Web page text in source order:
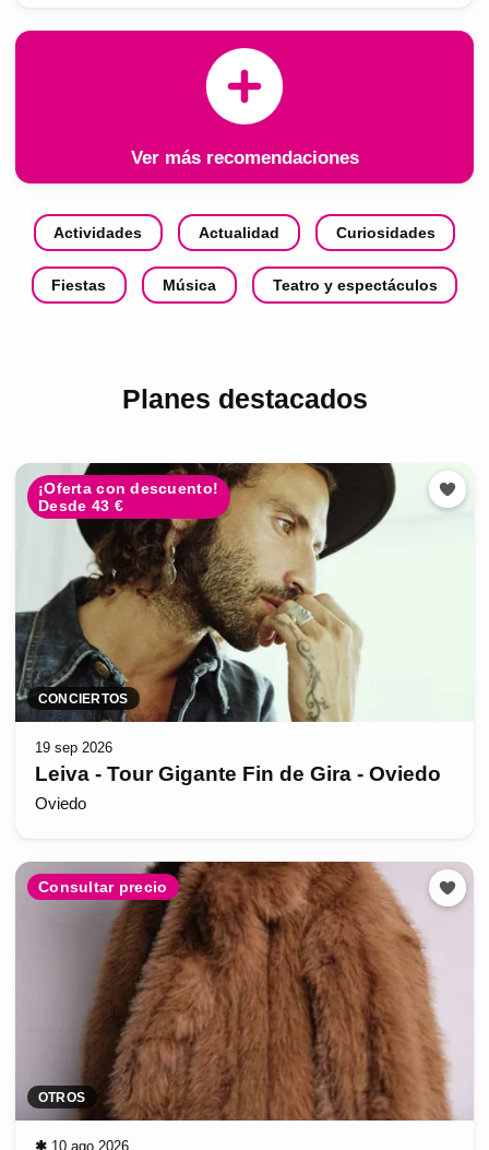
Ver más recomendaciones
Actividades Actualidad Curiosidades
Fiestas Música Teatro y espectáculos
Planes destacados
¡Oferta con descuento!
Desde 43 €
CONCIERTOS
19 sep 2026
Leiva - Tour Gigante Fin de Gira - Oviedo
Oviedo
Consultar precio
OTROS
✱ 10 ago 2026